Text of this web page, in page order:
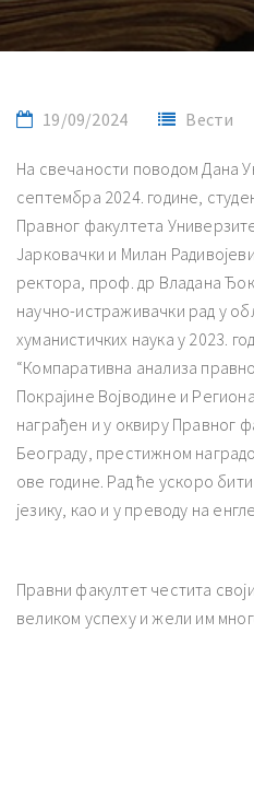
19/09/2024 Вести
На свечаности поводом Дана
септембра 2024. године,
Правног факултета
Јарковачки и Милан
ректора, проф. др Владана
научно-истраживачки рад у
хуманистичких наука у 2023.
“Компаративна анализа
Покрајине Војводине и
награђен и у оквиру Правног
Београду, престижном
ове године. Рад ће ускоро
језику, као и у преводу на
Правни факултет честита
великом успеху и жели им